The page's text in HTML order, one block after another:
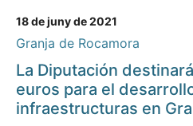
18 de juny de 2021
Granja de Rocamora
La Diputación
euros para el
infraestructuras en